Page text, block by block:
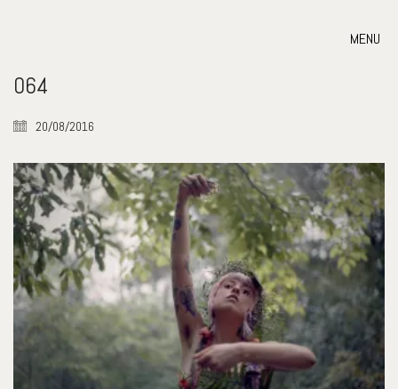
MENU
064
20/08/2016